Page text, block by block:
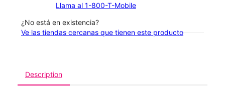
Llama al 1-800-T-Mobile
¿No está en existencia?
Ve las tiendas cercanas que tienen este producto
Description